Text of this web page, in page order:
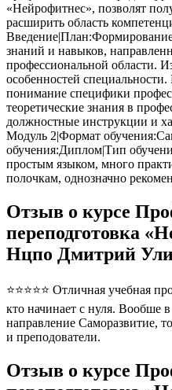
«Нейрофитнес», позволят
расширить область
знаний и навыков,
профессиональной области.
особенностей
понимание специфики
теоретические знания в
должностные инструкции и
Модуль 2|Формат
обучения:Диплом|Тип
простым языком, много
полочкам, однозначно
Отзыв о курсе
переподготовка
Нцпо Дмитрий
⭐⭐⭐⭐⭐ Отличная учебная
кто начинает с нуля. Вообше
направление Саморазвитие,
и преподователи.
Отзыв о курсе